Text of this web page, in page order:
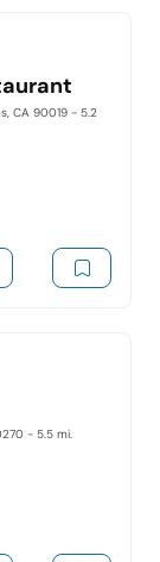
CA 90019 - 5.2
- 5.5 mi.